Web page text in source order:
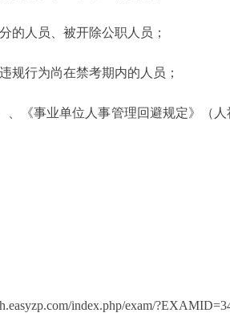
的人员、被开除公职人员；
规行为尚在禁考期内的人员；
《事业单位人事管理回避规定》（
index.php/exam/